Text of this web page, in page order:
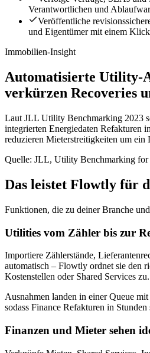
Verantwortlichen und
Veröffentliche
und Eigentümer mit einem Klick
Immobilien-Insight
Automatisierte Utility-
verkürzen Recoveries
Laut JLL Utility Benchmarking 2023
integrierten Energiedaten Refakturen
reduzieren Mieterstreitigkeiten um ein
Quelle: JLL, Utility Benchmarking for
Das leistet Flowtly für
Funktionen, die zu deiner Branche
Utilities vom Zähler bis zur
Importiere Zählerstände,
automatisch – Flowtly ordnet sie den
Kostenstellen oder Shared Services zu.
Ausnahmen landen in einer Queue
sodass Finance Refakturen in
Finanzen und Mieter sehen